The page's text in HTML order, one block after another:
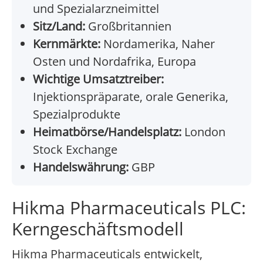
und Spezialarzneimittel
Sitz/Land: Großbritannien
Kernmärkte: Nordamerika, Naher
Osten und Nordafrika, Europa
Wichtige Umsatztreiber:
Injektionspräparate, orale Generika,
Spezialprodukte
Heimatbörse/Handelsplatz: London
Stock Exchange
Handelswährung: GBP
Hikma Pharmaceuticals PLC:
Kerngeschäftsmodell
Hikma Pharmaceuticals entwickelt,